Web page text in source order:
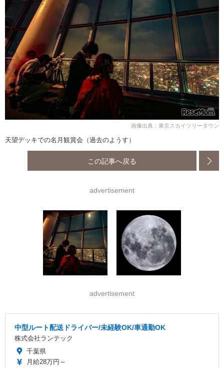
画像出典：東京スカイツリータウン
天望デッキでの名月観賞会（過去のようす）
この記事へ戻る
advertisement
advertisement
中型ルート配送ドライバー/未経験OK/車通勤OK
株式会社ランテック
千葉県
月給28万円～